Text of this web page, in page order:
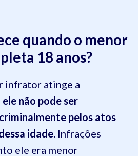
quando o menor
18 anos?
infrator atinge a
ele não pode ser
pelos atos
idade . Infrações
ele era menor